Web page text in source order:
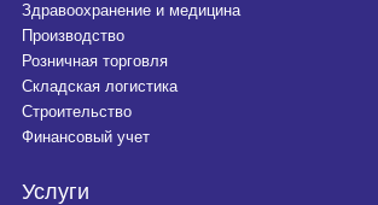
Здравоохранение и медицина
Производство
Розничная торговля
Складская логистика
Строительство
Финансовый учет
Услуги